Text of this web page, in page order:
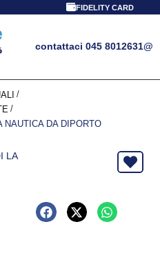
FIDELITY CARD
contattaci 045 8012631@
/
/
NAUTICA DA DIPORTO
LA